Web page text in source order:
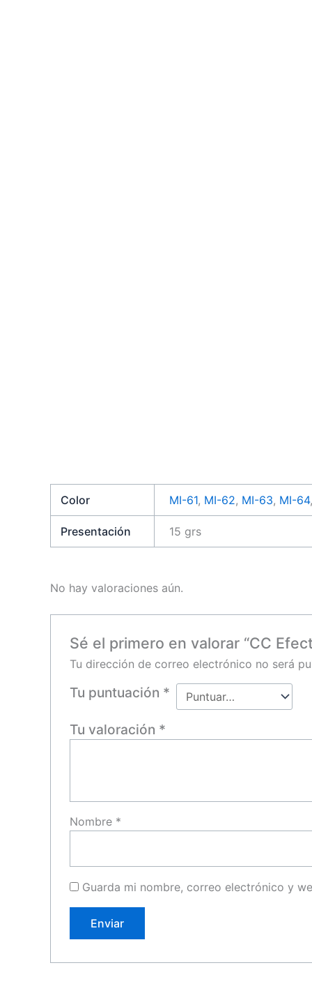
Color MI-61, MI-62, MI-63, MI-64,
Presentación 15 grs
No hay valoraciones aún.
Sé el primero en valorar “CC
Tu dirección de correo electrónico no será
Tu puntuación *
Tu valoración *
Nombre *
Guarda mi nombre, correo electrónico y